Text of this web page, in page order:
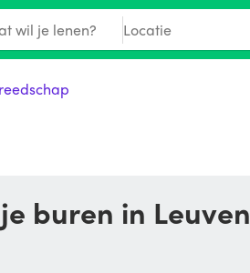
wil je lenen? Locatie
buren in Leuven